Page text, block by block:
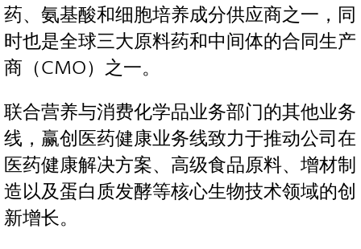
药、氨基酸和细胞培养成分供应商之一，同
时也是全球三大原料药和中间体的合同生产
商（CMO）之一。
联合营养与消费化学品业务部门的其他业务
线，赢创医药健康业务线致力于推动公司在
医药健康解决方案、高级食品原料、增材制
造以及蛋白质发酵等核心生物技术领域的创
新增长。